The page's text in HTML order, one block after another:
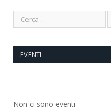
EVENTI
Non ci sono eventi